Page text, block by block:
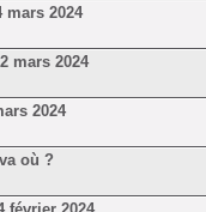
mars 2024
mars 2024
2024
où ?